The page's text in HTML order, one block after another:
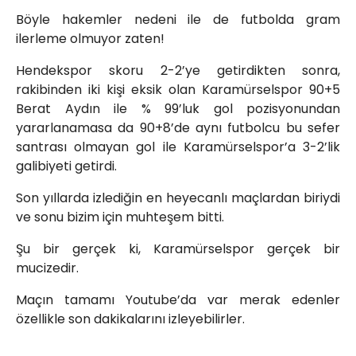
Böyle hakemler nedeni ile de futbolda gram
ilerleme olmuyor zaten!
Hendekspor skoru 2-2’ye getirdikten sonra,
rakibinden iki kişi eksik olan Karamürselspor 90+5
Berat Aydın ile % 99’luk gol pozisyonundan
yararlanamasa da 90+8’de aynı futbolcu bu sefer
santrası olmayan gol ile Karamürselspor’a 3-2’lik
galibiyeti getirdi.
Son yıllarda izlediğin en heyecanlı maçlardan biriydi
ve sonu bizim için muhteşem bitti.
Şu bir gerçek ki, Karamürselspor gerçek bir
mucizedir.
Maçın tamamı Youtube’da var merak edenler
özellikle son dakikalarını izleyebilirler.